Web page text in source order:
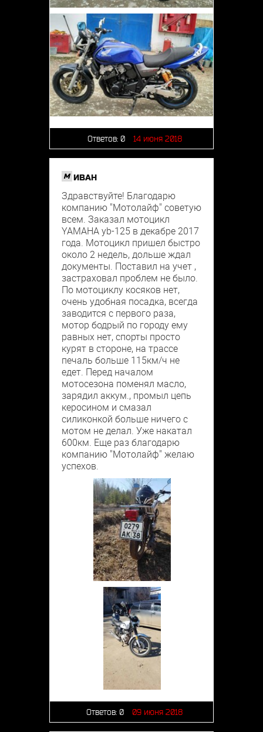
Ответов: 0 14 июня 2018
M ИВАН
Здравствуйте! Благодарю
компанию "Мотолайф" советую
всем. Заказал мотоцикл
YAMAHA yb-125 в декабре 2017
года. Мотоцикл пришел быстро
около 2 недель, дольше ждал
документы. Поставил на учет ,
застраховал проблем не было.
По мотоциклу косяков нет,
очень удобная посадка, всегда
заводится с первого раза,
мотор бодрый по городу ему
равных нет, спорты просто
курят в стороне, на трассе
печаль больше 115км/ч не
едет. Перед началом
мотосезона поменял масло,
зарядил аккум., промыл цепь
керосином и смазал
силиконкой больше ничего с
мотом не делал. Уже накатал
600км. Еще раз благодарю
компанию "Мотолайф" желаю
успехов.
Ответов: 0 09 июня 2018